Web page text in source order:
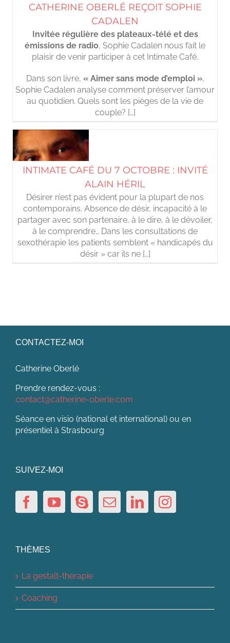
CATHERINE OBERLÉ REÇOIT SOPHIE
CADALEN
Invitée régulière des plateaux-télé et des
émissions de radio, Sophie Cadalen nous fait le
plaisir de venir participer à cet Intimate Café.
Dans son livre, « Aimer sans mode d’emploi »,
Sophie Cadalen analyse comment préserver l’amour
au quotidien. Quels sont les pièges de la vie de
couple? […]
INTIMATE CAFÉ DU 7 OCTOBRE : INVITÉ
ALAIN HÉRIL
Désirer n’est pas évident pour la plupart de nos
contemporains. Absence de désir, incapacité à le
partager avec son partenaire, à le dire, à le dévoiler,
à le comprendre… Dans les consultations de
sexothérapie les patients semblent « handicapés du
désir » car ils ne […]
CONTACTEZ-MOI
Catherine Oberlé
Prendre rendez-vous :
contact@catherine-oberle.com
Séance en visio (national et international) ou en
présentiel à Strasbourg
SUIVEZ-MOI
THÈMES
La gestalt-thérapie
Coaching